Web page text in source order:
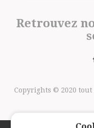
Retrouvez
Copyrights © 2020